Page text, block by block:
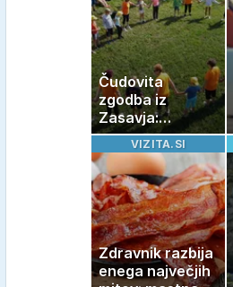
Čudovita
zgodba iz
Zasavja:
otrokom
podarjajo nekaj,
česar ni mogoče
kupiti
VIZITA.SI
Zdravnik razbija
enega največjih